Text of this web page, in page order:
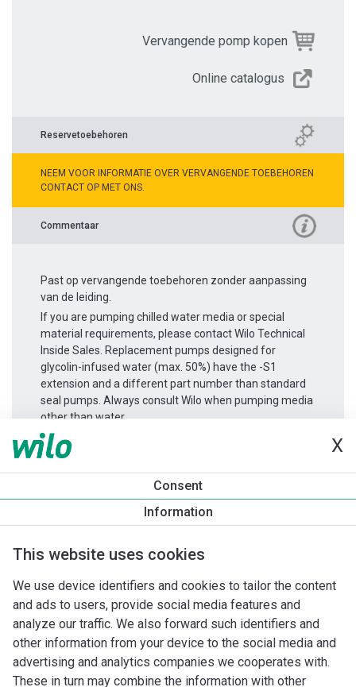
X
Consent
Information
This website uses cookies
We use device identifiers and cookies to tailor the content
and ads to users, provide social media features and
analyze our traffic. We also forward such identifiers and
other information from your device to the social media and
advertising and analytics companies we cooperates with.
These in turn may combine the information with other
Vervangende pomp kopen
Online catalogus
Reservetoebehoren
NEEM VOOR INFORMATIE OVER VERVANGENDE TOEBEHOREN
CONTACT OP MET ONS.
Commentaar
Past op vervangende toebehoren zonder aanpassing
van de leiding.
If you are pumping chilled water media or special
material requirements, please contact Wilo Technical
Inside Sales. Replacement pumps designed for
glycolin-infused water (max. 50%) have the -S1
extension and a different part number than standard
seal pumps. Always consult Wilo when pumping media
other than water.
Productinformatie
Yonos GIGA2.0-D 50/1-39/7,5